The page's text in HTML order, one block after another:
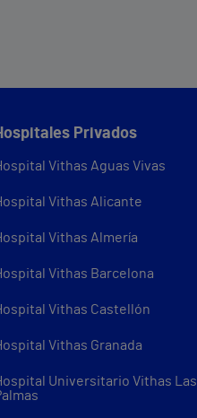
Privados
Vithas Aguas Vivas
Vithas Alicante
Vithas Almería
Vithas Barcelona
Vithas Castellón
Vithas Granada
Universitario Vithas Las